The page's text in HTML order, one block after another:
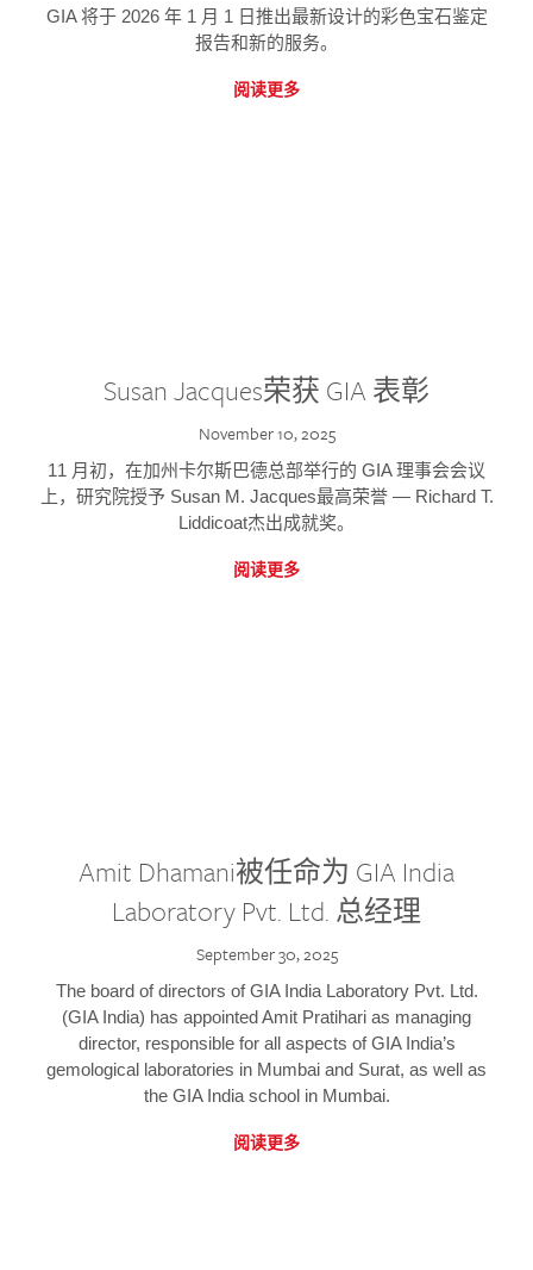
GIA 将于 2026 年 1 月 1 日推出最新设计的彩色宝石鉴定
报告和新的服务。
阅读更多
Susan Jacques荣获 GIA 表彰
November 10, 2025
11 月初，在加州卡尔斯巴德总部举行的 GIA 理事会会议
上，研究院授予 Susan M. Jacques最高荣誉 — Richard T.
Liddicoat杰出成就奖。
阅读更多
Amit Dhamani被任命为 GIA India
Laboratory Pvt. Ltd. 总经理
September 30, 2025
The board of directors of GIA India Laboratory Pvt. Ltd.
(GIA India) has appointed Amit Pratihari as managing
director, responsible for all aspects of GIA India’s
gemological laboratories in Mumbai and Surat, as well as
the GIA India school in Mumbai.
阅读更多